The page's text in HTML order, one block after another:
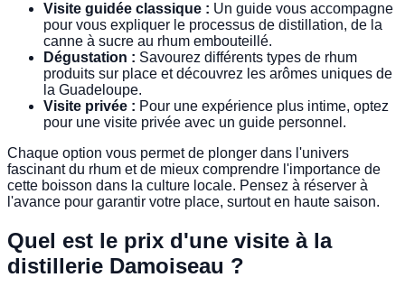
Visite guidée classique : Un guide vous accompagne
pour vous expliquer le processus de distillation, de la
canne à sucre au rhum embouteillé.
Dégustation : Savourez différents types de rhum
produits sur place et découvrez les arômes uniques de
la Guadeloupe.
Visite privée : Pour une expérience plus intime, optez
pour une visite privée avec un guide personnel.
Chaque option vous permet de plonger dans l'univers
fascinant du rhum et de mieux comprendre l'importance de
cette boisson dans la culture locale. Pensez à réserver à
l'avance pour garantir votre place, surtout en haute saison.
Quel est le prix d'une visite à la
distillerie Damoiseau ?